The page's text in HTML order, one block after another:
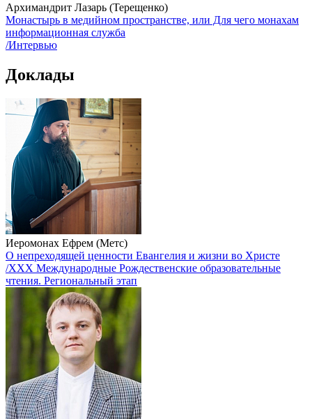
Архимандрит Лазарь (Терещенко)
Монастырь в медийном пространстве, или Для чего монахам
информационная служба
/Интервью
Доклады
Иеромонах Ефрем (Метс)
О непреходящей ценности Евангелия и жизни во Христе
/XXX Международные Рождественские образовательные
чтения. Региональный этап